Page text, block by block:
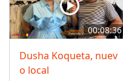
00:08:36
Dusha Koqueta, nuev
o local